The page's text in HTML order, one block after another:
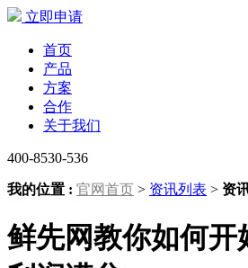
立即申请
首页
产品
方案
合作
关于我们
400-8530-536
我的位置 : 官网首页 > 资讯列表 > 资
鲜先网教你如何开